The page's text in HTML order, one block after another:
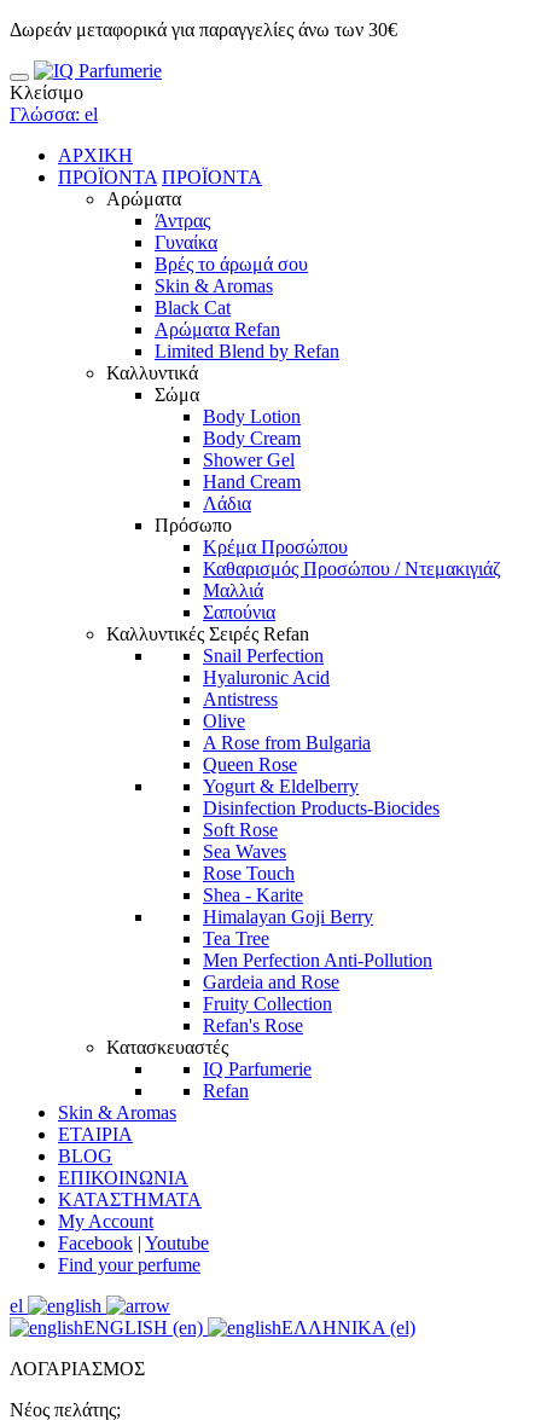
Δωρεάν μεταφορικά για παραγγελίες άνω των 30€
Κλείσιμο
Γλώσσα: el
ΑΡΧΙΚΗ
ΠΡΟΪΟΝΤΑ ΠΡΟΪΟΝΤΑ
Αρώματα
Άντρας
Γυναίκα
Βρές το άρωμά σου
Skin & Aromas
Black Cat
Αρώματα Refan
Limited Blend by Refan
Καλλυντικά
Σώμα
Body Lotion
Body Cream
Shower Gel
Hand Cream
Λάδια
Πρόσωπο
Κρέμα Προσώπου
Καθαρισμός Προσώπου / Ντεμακιγιάζ
Μαλλιά
Σαπούνια
Καλλυντικές Σειρές Refan
Snail Perfection
Hyaluronic Acid
Antistress
Olive
A Rose from Bulgaria
Queen Rose
Yogurt & Eldelberry
Disinfection Products-Biocides
Soft Rose
Sea Waves
Rose Touch
Shea - Karite
Himalayan Goji Berry
Tea Tree
Men Perfection Anti-Pollution
Gardeia and Rose
Fruity Collection
Refan's Rose
Κατασκευαστές
IQ Parfumerie
Refan
Skin & Aromas
ΕΤΑΙΡΙΑ
BLOG
ΕΠΙΚΟΙΝΩΝΙΑ
ΚΑΤΑΣΤΗΜΑΤΑ
My Account
Facebook | Youtube
Find your perfume
el
ENGLISH (en)
ΕΛΛΗΝΙΚΑ (el)
ΛΟΓΑΡΙΑΣΜΟΣ
Νέος πελάτης;